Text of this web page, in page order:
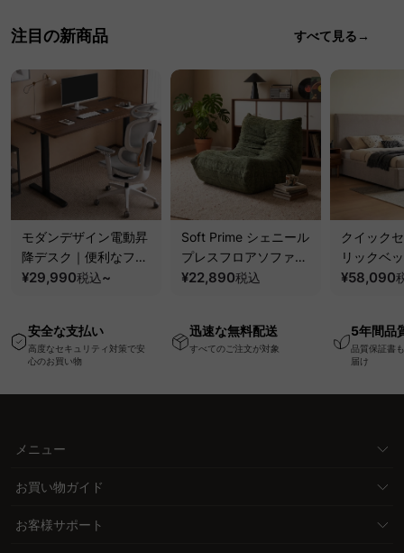
注目の新商品 すべて見る→
モダンデザイン電動昇
降デスク｜便利なフッ
ク・コンセント・
ー機能搭載ワークデス
ク
¥29,990税込~
Soft Prime シェニール
プレスフロアソファ｜
圧縮梱包で搬入しやす
ァ
¥22,890税込
クイック
リックベ
要で組み
¥58,090
安全な支払い
高度なセキュリティ対策で安
心のお買い物
迅速な無料配送
すべてのご注文が対象
5年間品
品質保証書
届け
メニュー
お買い物ガイド
お客様サポート